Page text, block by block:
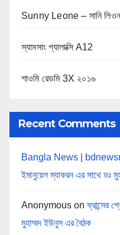
t
i
o
Sunny Leone – সানি লিওন
স্যামসাং গ্যালাক্সি A12
শাওমি রেডমি 3X ২০১৬
Recent Comments
Bangla News |
ইমানুয়েল ম্যাকরন এর সাথে ডঃ
Anonymous onফ্রান্সের
মুহাম্মদ ইউনুস এর বৈঠক